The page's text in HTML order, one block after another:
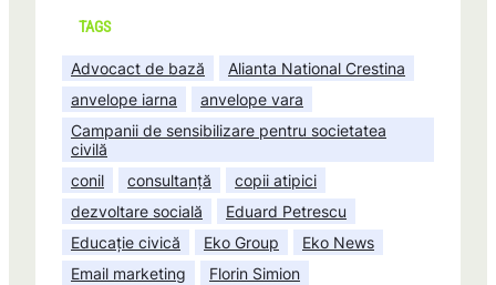
TAGS
Advocact de bază
Alianta National Crestina
anvelope iarna
anvelope vara
Campanii de sensibilizare pentru societatea
civilă
conil
consultanță
copii atipici
dezvoltare socială
Eduard Petrescu
Educație civică
Eko Group
Eko News
Email marketing
Florin Simion